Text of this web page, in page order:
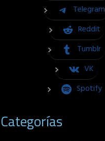
Telegram
Reddit
Tumblr
VK
Spotify
Categorías